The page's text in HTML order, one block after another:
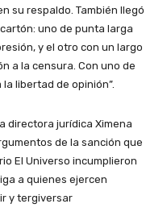
su respaldo. También llegó
uno de punta larga
y el otro con un largo
a la censura. Con uno de
libertad de opinión”.
directora jurídica Ximena
de la sanción que
El Universo incumplieron
a quienes ejercen
y tergiversar